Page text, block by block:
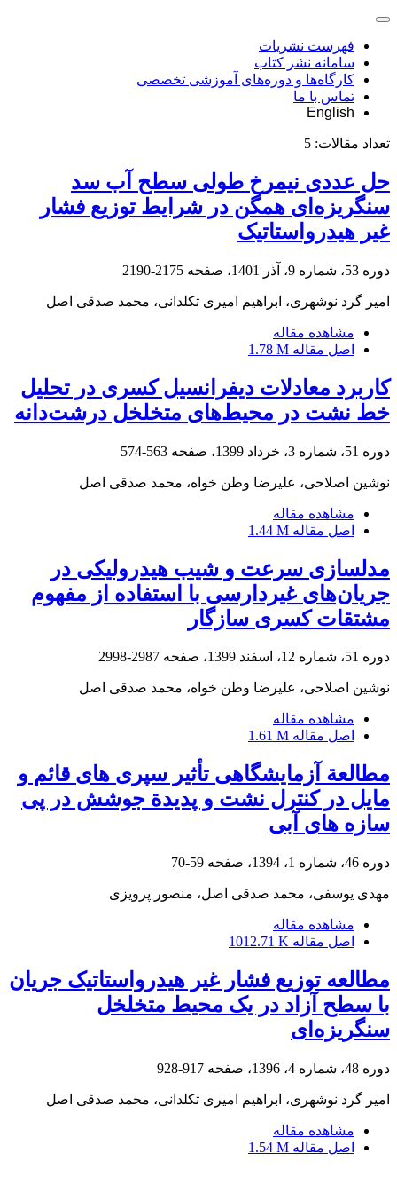
فهرست نشریات
سامانه نشر کتاب
کارگاه‌ها و دوره‌های آموزشی تخصصی
تماس با ما
English
تعداد مقالات: 5
حل عددی نیمرخ طولی سطح آب سد
سنگریزه‌ای همگن در شرایط توزیع فشار
غیر هیدرواستاتیک
دوره 53، شماره 9، آذر 1401، صفحه 2175-2190
امیر گرد نوشهری، ابراهیم امیری تکلدانی، محمد صدقی اصل
مشاهده مقاله
اصل مقاله 1.78 M
کاربرد معادلات دیفرانسیل کسری در تحلیل
خط نشت در محیط‌های متخلخل درشت‌دانه
دوره 51، شماره 3، خرداد 1399، صفحه 563-574
نوشین اصلاحی، علیرضا وطن خواه، محمد صدقی اصل
مشاهده مقاله
اصل مقاله 1.44 M
مدلسازی سرعت و شیب هیدرولیکی در
جریان‌های غیردارسی با استفاده از مفهوم
مشتقات کسری سازگار
دوره 51، شماره 12، اسفند 1399، صفحه 2987-2998
نوشین اصلاحی، علیرضا وطن خواه، محمد صدقی اصل
مشاهده مقاله
اصل مقاله 1.61 M
مطالعة آزمایشگاهی تأثیر سپری‏ های قائم و
مایل در کنترل نشت و پدیدة جوشش در پی
سازه‏ های آبی
دوره 46، شماره 1، 1394، صفحه 59-70
مهدی یوسفی، محمد صدقی اصل، منصور پرویزی
مشاهده مقاله
اصل مقاله 1012.71 K
مطالعه توزیع فشار غیر هیدرواستاتیک جریان
با سطح آزاد در یک محیط متخلخل
سنگریزه‌ای
دوره 48، شماره 4، 1396، صفحه 917-928
امیر گرد نوشهری، ابراهیم امیری تکلدانی، محمد صدقی اصل
مشاهده مقاله
اصل مقاله 1.54 M